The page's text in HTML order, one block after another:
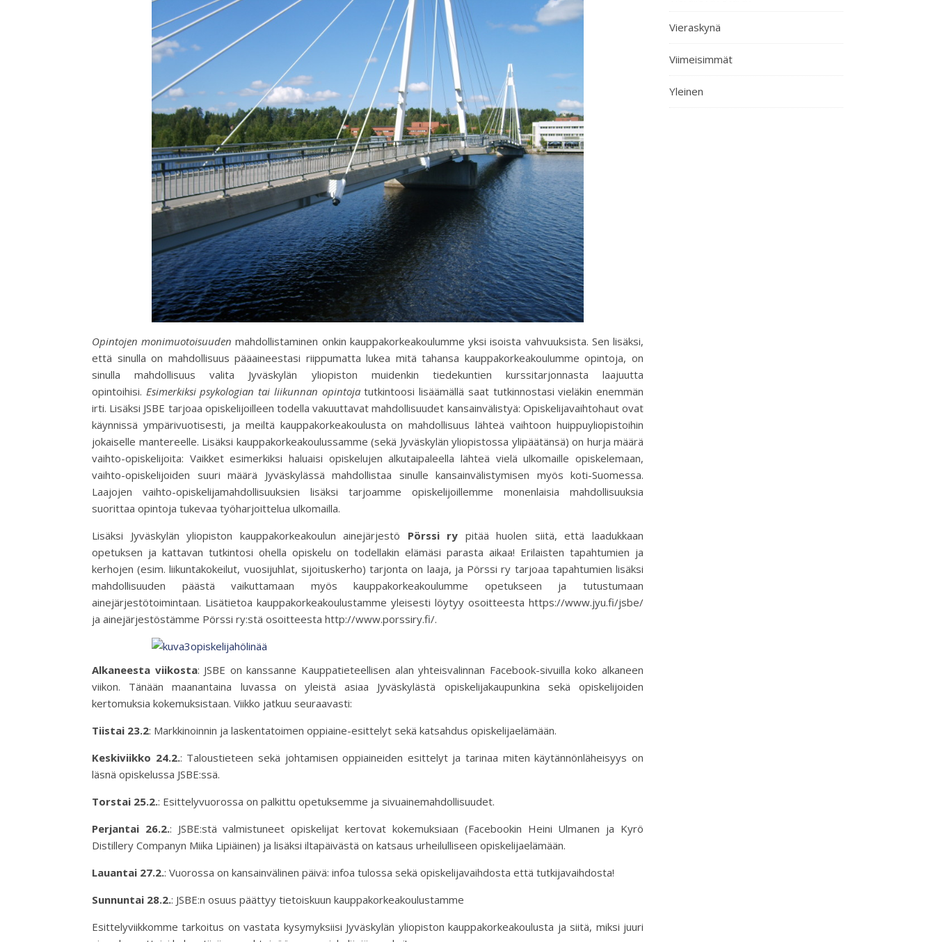
Opintojen monimuotoisuuden mahdollistaminen onkin kauppakorkeakoulumme yksi isoista vahvuuksista. Sen lisäksi,
että sinulla on mahdollisuus pääaineestasi riippumatta lukea mitä tahansa kauppakorkeakoulumme opintoja, on
sinulla mahdollisuus valita Jyväskylän yliopiston muidenkin tiedekuntien kurssitarjonnasta laajuutta
opintoihisi. Esimerkiksi psykologian tai liikunnan opintojatutkintoosi lisäämällä saat tutkinnostasi vieläkin enemmän
irti. Lisäksi JSBE tarjoaa opiskelijoilleen todella vakuuttavat mahdollisuudet kansainvälistyä: Opiskelijavaihtohaut ovat
käynnissä ympärivuotisesti, ja meiltä kauppakorkeakoulusta on mahdollisuus lähteä vaihtoon huippuyliopistoihin
jokaiselle mantereelle. Lisäksi kauppakorkeakoulussamme (sekä Jyväskylän yliopistossa ylipäätänsä) on hurja määrä
vaihto-opiskelijoita: Vaikket esimerkiksi haluaisi opiskelujen alkutaipaleella lähteä vielä ulkomaille opiskelemaan,
vaihto-opiskelijoiden suuri määrä Jyväskylässä mahdollistaa sinulle kansainvälistymisen myös koti-Suomessa.
Laajojen vaihto-opiskelijamahdollisuuksien lisäksi tarjoamme opiskelijoillemme monenlaisia mahdollisuuksia
suorittaa opintoja tukevaa työharjoittelua ulkomailla.
Lisäksi Jyväskylän yliopiston kauppakorkeakoulun ainejärjestö Pörssi ry pitää huolen siitä, että laadukkaan
opetuksen ja kattavan tutkintosi ohella opiskelu on todellakin elämäsi parasta aikaa! Erilaisten tapahtumien ja
kerhojen (esim. liikuntakokeilut, vuosijuhlat, sijoituskerho) tarjonta on laaja, ja Pörssi ry tarjoaa tapahtumien lisäksi
mahdollisuuden päästä vaikuttamaan myös kauppakorkeakoulumme opetukseen ja tutustumaan
ainejärjestötoimintaan. Lisätietoa kauppakorkeakoulustamme yleisesti löytyy osoitteesta https://www.jyu.fi/jsbe/
ja ainejärjestöstämme Pörssi ry:stä osoitteesta http://www.porssiry.fi/.
Alkaneesta viikosta: JSBE on kanssanne Kauppatieteellisen alan yhteisvalinnan Facebook-sivuilla koko alkaneen
viikon. Tänään maanantaina luvassa on yleistä asiaa Jyväskylästä opiskelijakaupunkina sekä opiskelijoiden
kertomuksia kokemuksistaan. Viikko jatkuu seuraavasti:
Tiistai 23.2: Markkinoinnin ja laskentatoimen oppiaine-esittelyt sekä katsahdus opiskelijaelämään.
Keskiviikko 24.2.: Taloustieteen sekä johtamisen oppiaineiden esittelyt ja tarinaa miten käytännönläheisyys on
läsnä opiskelussa JSBE:ssä.
Torstai 25.2.: Esittelyvuorossa on palkittu opetuksemme ja sivuainemahdollisuudet.
Perjantai 26.2.: JSBE:stä valmistuneet opiskelijat kertovat kokemuksiaan (Facebookin Heini Ulmanen ja Kyrö
Distillery Companyn Miika Lipiäinen) ja lisäksi iltapäivästä on katsaus urheilulliseen opiskelijaelämään.
Lauantai 27.2.: Vuorossa on kansainvälinen päivä: infoa tulossa sekä opiskelijavaihdosta että tutkijavaihdosta!
Sunnuntai 28.2.: JSBE:n osuus päättyy tietoiskuun kauppakorkeakoulustamme
Esittelyviikkomme tarkoitus on vastata kysymyksiisi Jyväskylän yliopiston kauppakorkeakoulusta ja siitä, miksi juuri
Vieraskynä
Viimeisimmät
Yleinen